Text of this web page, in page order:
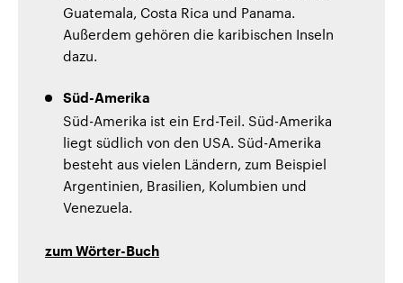
Guatemala, Costa Rica und Panama.
Außerdem gehören die karibischen Inseln
dazu.
Süd-Amerika
Süd-Amerika ist ein Erd-Teil. Süd-Amerika
liegt südlich von den USA. Süd-Amerika
besteht aus vielen Ländern, zum Beispiel
Argentinien, Brasilien, Kolumbien und
Venezuela.
zum Wörter-Buch